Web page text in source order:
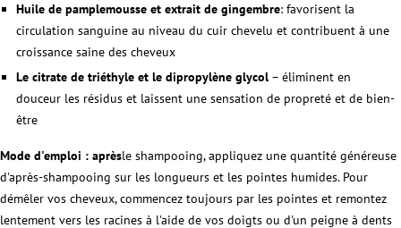
Huile de pamplemousse et extrait de gingembre: favorisent la
circulation sanguine au niveau du cuir chevelu et contribuent à une
croissance saine des cheveux
Le citrate de triéthyle et le dipropylène glycol– éliminent en
douceur les résidus et laissent une sensation de propreté et de bien-
être
Mode d'emploi : aprèsle shampooing, appliquez une quantité généreuse
d'après-shampooing sur les longueurs et les pointes humides. Pour
démêler vos cheveux, commencez toujours par les pointes et remontez
lentement vers les racines à l'aide de vos doigts ou d'un peigne à dents